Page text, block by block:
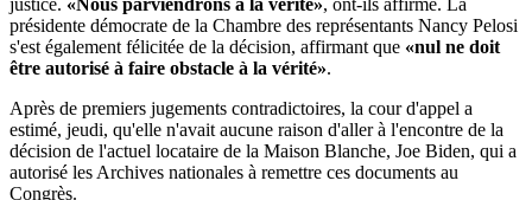
présidente démocrate de la Chambre des représentants Nancy Pelosi
s'est également félicitée de la décision, affirmant que «nul ne doit
être autorisé à faire obstacle à la vérité».
Après de premiers jugements contradictoires, la cour d'appel a
estimé, jeudi, qu'elle n'avait aucune raison d'aller à l'encontre de la
décision de l'actuel locataire de la Maison Blanche, Joe Biden, qui a
autorisé les Archives nationales à remettre ces documents au
Congrès.